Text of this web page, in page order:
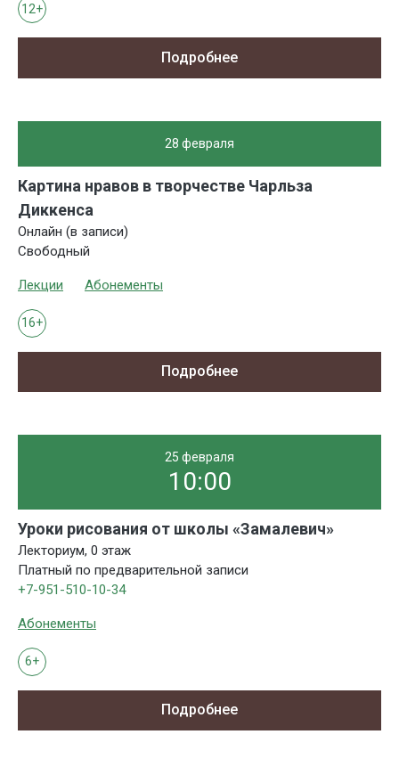
12+
Подробнее
28 февраля
Картина нравов в творчестве Чарльза
Диккенса
Онлайн (в записи)
Свободный
Лекции Абонементы
16+
Подробнее
25 февраля
10:00
Уроки рисования от школы «Замалевич»
Лекториум, 0 этаж
Платный по предварительной записи
+7-951-510-10-34
Абонементы
6+
Подробнее